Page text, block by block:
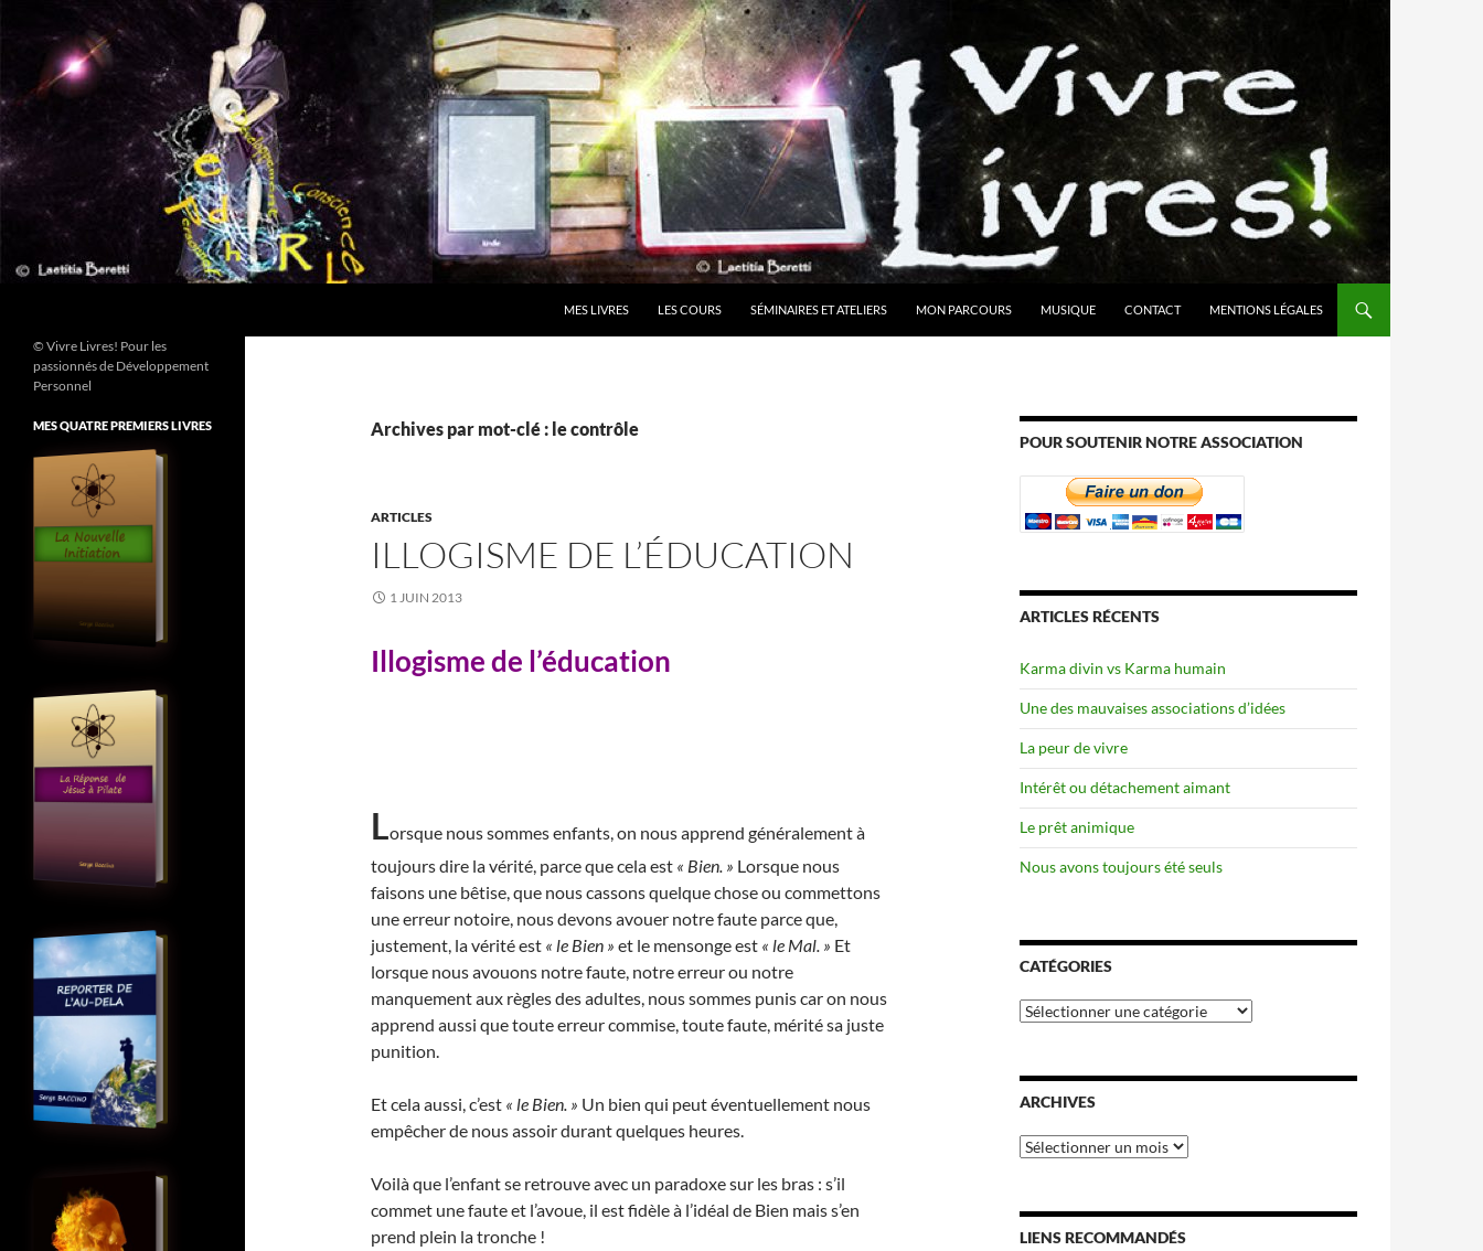
contenu
MES LIVRES LES COURS SÉMINAIRES ET ATELIERS MON PARCOURS MUSIQUE CONTACT MENTIONS LÉGALES
Archives par mot-clé : le contrôle
ARTICLES
ILLOGISME DE L’ÉDUCATION
1 JUIN 2013
Illogisme de l’éducation
Lorsque nous sommes enfants, on nous apprend généralement à
toujours dire la vérité, parce que cela est « Bien. » Lorsque nous
faisons une bêtise, que nous cassons quelque chose ou commettons
une erreur notoire, nous devons avouer notre faute parce que,
justement, la vérité est « le Bien » et le mensonge est « le Mal. » Et
lorsque nous avouons notre faute, notre erreur ou notre
manquement aux règles des adultes, nous sommes punis car on nous
apprend aussi que toute erreur commise, toute faute, mérité sa juste
punition.
Et cela aussi, c’est « le Bien. » Un bien qui peut éventuellement nous
empêcher de nous assoir durant quelques heures.
Voilà que l’enfant se retrouve avec un paradoxe sur les bras : s’il
commet une faute et l’avoue, il est fidèle à l’idéal de Bien mais s’en
prend plein la tronche !
POUR SOUTENIR NOTRE ASSOCIATION
ARTICLES RÉCENTS
Karma divin vs Karma humain
Une des mauvaises associations d’idées
La peur de vivre
Intérêt ou détachement aimant
Le prêt animique
Nous avons toujours été seuls
CATÉGORIES
Catégories
ARCHIVES
Archives
LIENS RECOMMANDÉS
© Vivre Livres! Pour les
passionnés de Développement
Personnel
MES QUATRE PREMIERS LIVRES